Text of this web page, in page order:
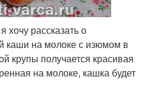
хочу рассказать о
каши на молоке с изюмом в
крупы получается красивая
на молоке, кашка будет